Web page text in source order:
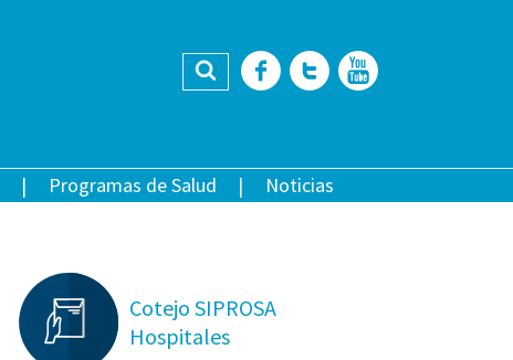
Buscar Facebook
Twitter
Programas de Salud Noticias
Cotejo SIPROSA
Hospitales